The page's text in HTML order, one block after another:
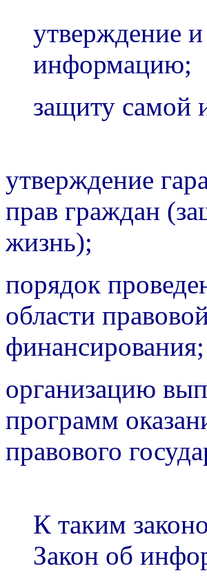
утверждение
информацию;
защиту самой
утверждение
прав граждан
жизнь);
порядок
области
финансирования;
организацию
программ
правового
К таким
Закон об